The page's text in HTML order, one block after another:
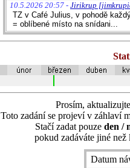
10.5.2026 20:57 - Jirikrup
TZ v Café Julius, v pohodě
= oblíbené místo na snídani...
Prosím,
Toto zadání se projeví v záhlaví
Stačí zadat pouze den /
pokud zadáváte jiné
Datum